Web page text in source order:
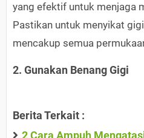
yang efektif untuk menjaga
Pastikan untuk menyikat
mencakup semua
2. Gunakan Benang Gigi
Berita Terkait :